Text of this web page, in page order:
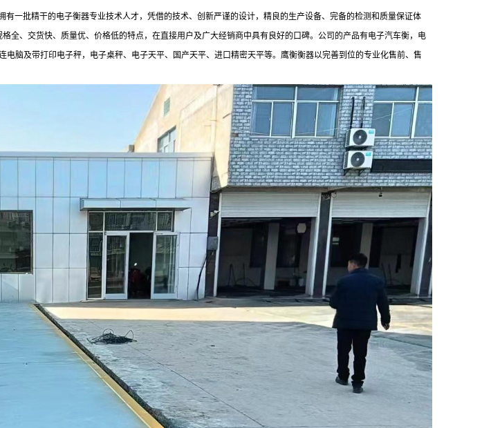
一批精干的电子衡器专业技术人才，凭借的技术、创新严谨的设计，精良的生产设备、完备的检测和质量保证体
全、交货快、质量优、价格低的特点，在直接用户及广大经销商中具有良好的口碑。公司的产品有电子汽车衡，电
脑及带打印电子秤，电子桌秤、电子天平、国产天平、进口精密天平等。鹰衡衡器以完善到位的专业化售前、售